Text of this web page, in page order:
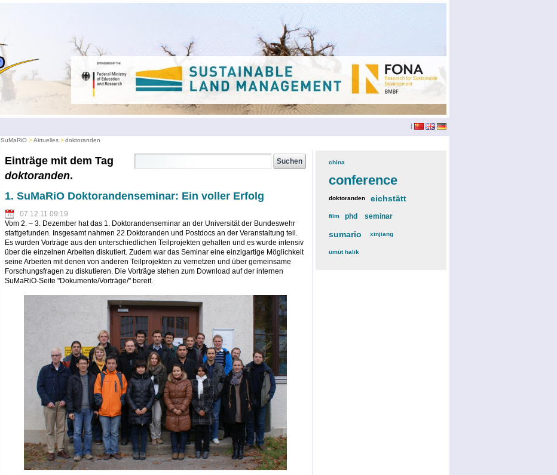
|
SuMaRiO Aktuelles doktoranden
Einträge mit dem Tag
doktoranden.
1. SuMaRiO Doktorandenseminar: Ein voller Erfolg
07.12.11 09:19
Vom 2. – 3. Dezember hat das 1. Doktorandenseminar an der Universität der Bundeswehr
stattgefunden. Insgesamt nahmen 22 Doktoranden und Postdocs an der Veranstaltung teil.
Es wurden Vorträge aus den unterschiedlichen Teilprojekten gehalten und es wurde intensiv
über die einzelnen Arbeiten diskutiert. Zudem war das Seminar eine einzigartige Möglichkeit
seine Arbeiten mit denen von anderen Teilprojekten zu vernetzen und über gemeinsame
Forschungsfragen zu diskutieren. Die Vorträge stehen zum Download auf der internen
SuMaRiO-Seite "Dokumente/Vorträge/" bereit.
china(3)
conference(12)
doktoranden(3)eichstätt
film(2)phd (4)seminar
sumario (6)xinjiang(2)
ümüt halik(2)